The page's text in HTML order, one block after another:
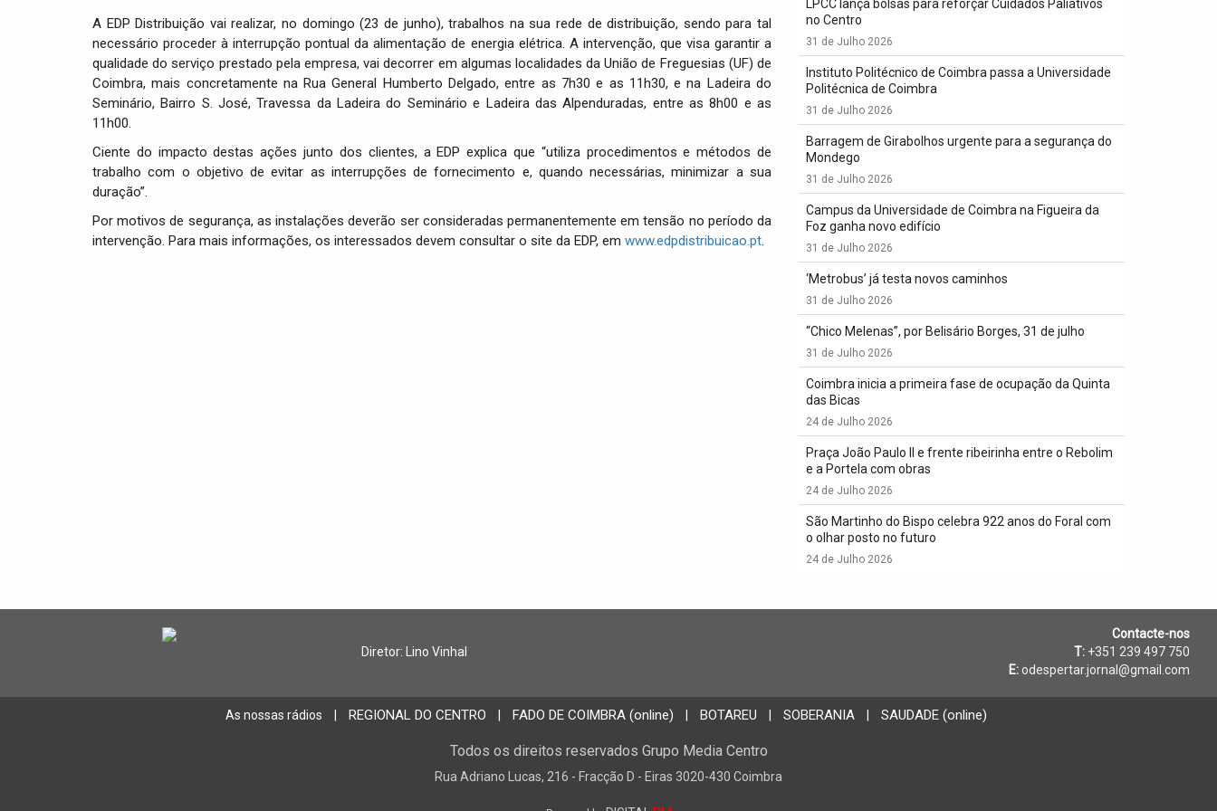
A EDP Distribuição vai realizar, no domingo (23 de junho), trabalhos na sua rede de distribuição, sendo para tal
necessário proceder à interrupção pontual da alimentação de energia elétrica. A intervenção, que visa garantir a
qualidade do serviço prestado pela empresa, vai decorrer em algumas localidades da União de Freguesias (UF) de
Coimbra, mais concretamente na Rua General Humberto Delgado, entre as 7h30 e as 11h30, e na Ladeira do
Seminário, Bairro S. José, Travessa da Ladeira do Seminário e Ladeira das Alpenduradas, entre as 8h00 e as
11h00.
Ciente do impacto destas ações junto dos clientes, a EDP explica que “utiliza procedimentos e métodos de
trabalho com o objetivo de evitar as interrupções de fornecimento e, quando necessárias, minimizar a sua
duração”.
Por motivos de segurança, as instalações deverão ser consideradas permanentemente em tensão no período da
intervenção. Para mais informações, os interessados devem consultar o site da EDP, em www.edpdistribuicao.pt.
LPCC lança bolsas para reforçar Cuidados Paliativos
no Centro
31 de Julho 2026
Instituto Politécnico de Coimbra passa a Universidade
Politécnica de Coimbra
31 de Julho 2026
Barragem de Girabolhos urgente para a segurança do
Mondego
31 de Julho 2026
Campus da Universidade de Coimbra na Figueira da
Foz ganha novo edifício
31 de Julho 2026
‘Metrobus’ já testa novos caminhos
31 de Julho 2026
“Chico Melenas”, por Belisário Borges, 31 de julho
31 de Julho 2026
Coimbra inicia a primeira fase de ocupação da Quinta
das Bicas
24 de Julho 2026
Praça João Paulo II e frente ribeirinha entre o Rebolim
e a Portela com obras
24 de Julho 2026
São Martinho do Bispo celebra 922 anos do Foral com
o olhar posto no futuro
24 de Julho 2026
Diretor: Lino Vinhal
Contacte-nos
T: +351 239 497 750
E: odespertar.jornal@gmail.com
As nossas rádios | REGIONAL DO CENTRO | FADO DE COIMBRA (online) | BOTAREU | SOBERANIA | SAUDADE (online)
Todos os direitos reservados Grupo Media Centro
Rua Adriano Lucas, 216 - Fracção D - Eiras 3020-430 Coimbra